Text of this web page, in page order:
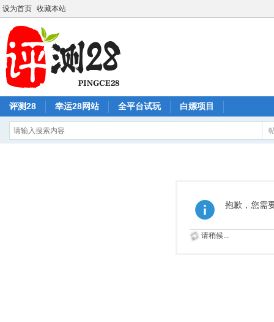
设为首页 收藏本站
评测28 幸运28网站 全平台试玩 白嫖项目
抱歉，您需
请稍候...